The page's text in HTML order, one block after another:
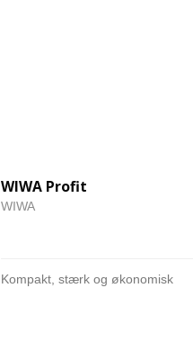
WIWA Profit
WIWA
Kompakt, stærk og økonomisk